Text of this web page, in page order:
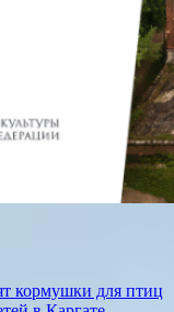
кормушки для птиц